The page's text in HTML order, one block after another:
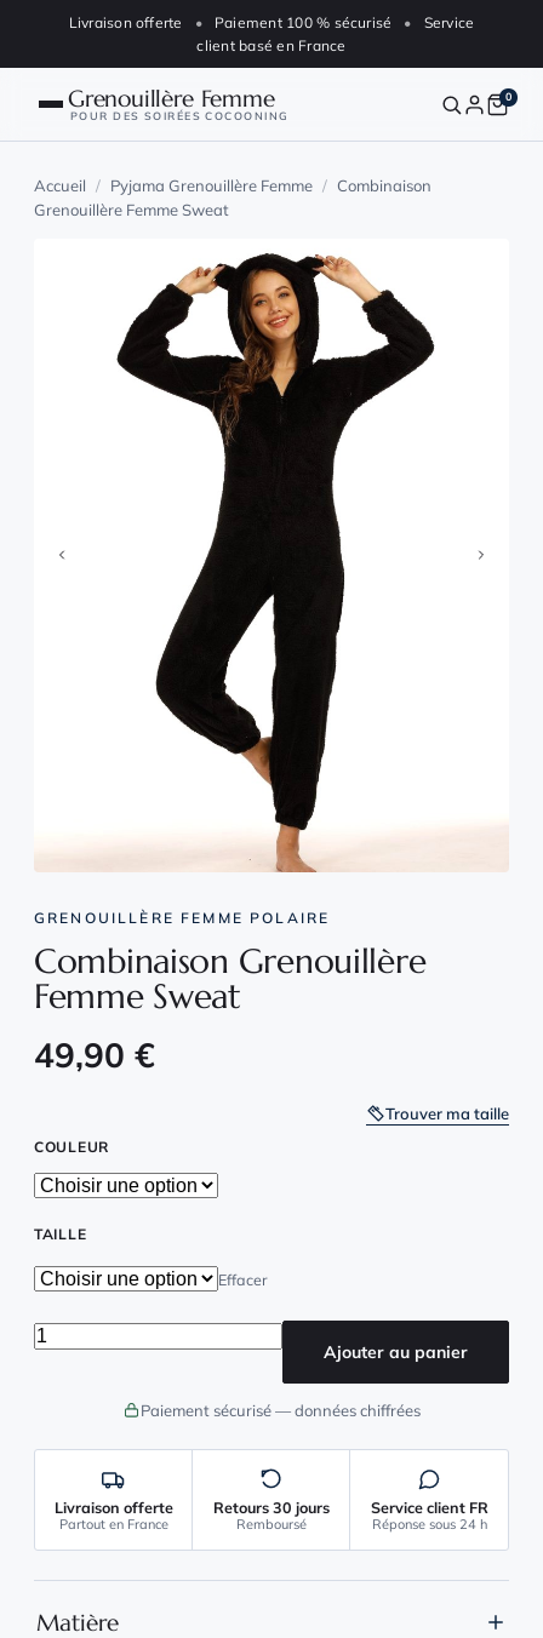
Aller au contenu
Livraison offerte • Paiement 100 % sécurisé •
Service
client basé en France
Grenouillère Femme
POUR DES SOIRÉES COCOONING
Nos grenouillères
0
Accueil / Pyjama Grenouillère Femme / Combinaison
Grenouillère Femme Sweat
GRENOUILLÈRE FEMME POLAIRE
Combinaison Grenouillère
Femme Sweat
49,90 €
Trouver ma taille
COULEUR
TAILLE
Effacer
quantité de Combinaison Grenouillère Femme Sweat
Ajouter au panier
Paiement sécurisé — données chiffrées
Livraison offerte
Partout en France
Retours 30 jours
Remboursé
Service client FR
Réponse sous 24 h
Matière